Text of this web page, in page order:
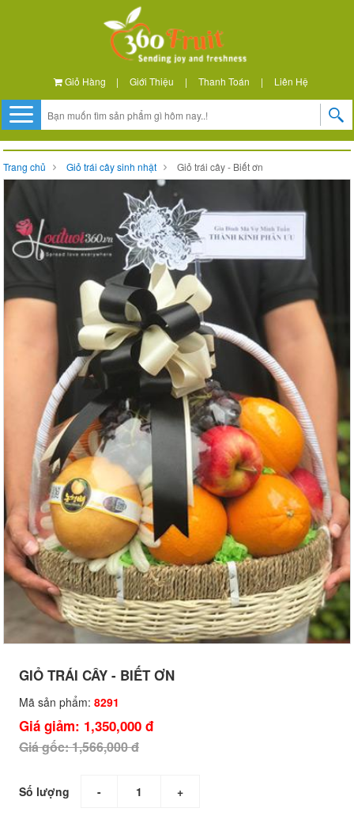
Giỏ Hàng | Giới Thiệu | Thanh Toán | Liên Hệ
Trang chủ Giỏ trái cây sinh nhật Giỏ trái cây - Biết ơn
GIỎ TRÁI CÂY - BIẾT ƠN
Mã sản phẩm: 8291
Giá giảm: 1,350,000 đ
Giá gốc: 1,566,000 đ
Số lượng - +